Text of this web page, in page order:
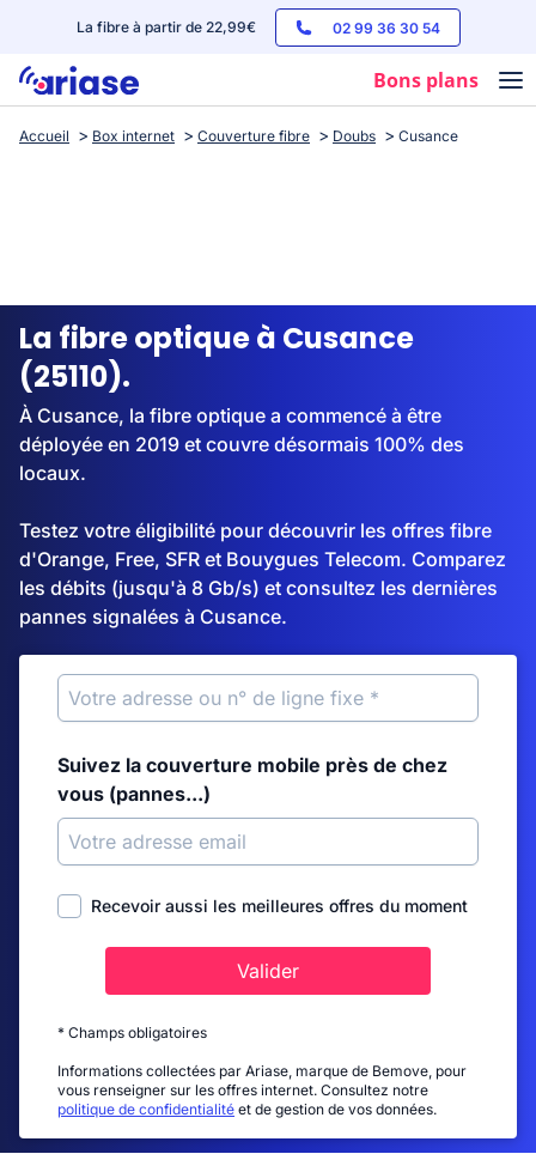
La fibre à partir de 22,99€ 02 99 36 30 54
Bons plans
Box internet
Streaming
Accueil Box internet Couverture fibre Doubs Cusance
La fibre optique à Cusance
(25110).
À Cusance, la fibre optique a commencé à être
déployée en 2019 et couvre désormais 100% des
locaux.
Testez votre éligibilité pour découvrir les offres fibre
d'Orange, Free, SFR et Bouygues Telecom. Comparez
les débits (jusqu'à 8 Gb/s) et consultez les dernières
pannes signalées à Cusance.
Suivez la couverture mobile près de chez
vous (pannes...)
Recevoir aussi les meilleures offres du moment
Valider
* Champs obligatoires
Informations collectées par Ariase, marque de Bemove, pour
vous renseigner sur les offres internet. Consultez notre
politique de confidentialité et de gestion de vos données.